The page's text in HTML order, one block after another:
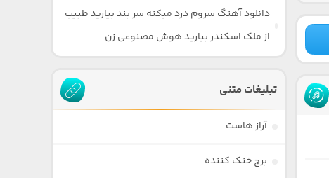
دانلود آهنگ سروم درد میکنه سر بند بیارید طبیب
از ملک اسکندر بیارید هوش مصنوعی زن
تبلیغات متنی
آراز هاست
برج خنک کننده